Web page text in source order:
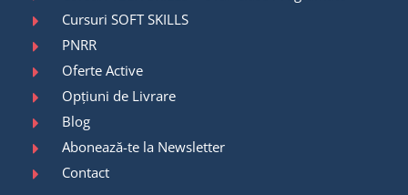
Cursuri SOFT SKILLS
PNRR
Oferte Active
Opțiuni de Livrare
Blog
Abonează-te la Newsletter
Contact